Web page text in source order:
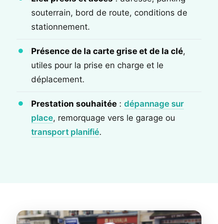
souterrain, bord de route, conditions de
stationnement.
Présence de la carte grise et de la clé,
utiles pour la prise en charge et le
déplacement.
Prestation souhaitée : dépannage sur
place, remorquage vers le garage ou
transport planifié.